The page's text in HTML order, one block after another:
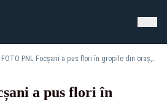
FOTO PNL Focșani a pus flori în gropile din oraș, protestând față de felul în care arată urbea
a pus flori în